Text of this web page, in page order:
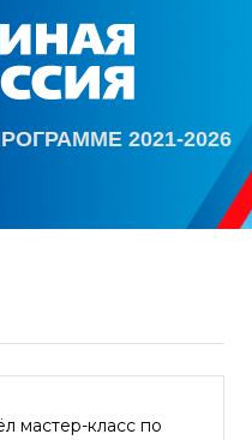
2021-2026
мастер-класс по